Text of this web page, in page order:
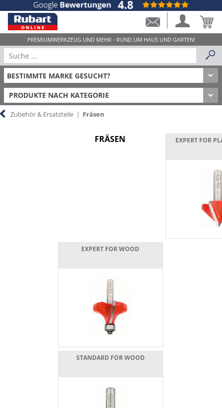
PRODUKTE NACH KATEGORIE
Zubehör & Ersatzteile | Fräsen
FRÄSEN EXPERT FOR
EXPERT FOR WOOD
STANDARD FOR WOOD